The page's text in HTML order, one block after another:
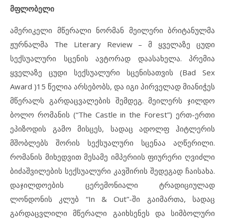
მფლობელი
ამერიკელი მწერალი ნორმან მეილერი ბრიტანულმა
ჟურნალმა The Literary Review – მ ყველაზე ცუდი
სექსუალური სცენის ავტორად დაასახელა. პრემია
ყველაზე ცუდი სექსუალური სცენისათვის (Bad Sex
Award )15 წელია არსებობს, და იგი პირველად მიანიჭეს
მწერალს გარდაცვალების შემდეგ. მეილერს ჯილდო
ბოლო რომანის (“The Castle in the Forest”) ერთ-ერთი
ეპიზოდის გამო მისცეს, სადაც ადოლფ ჰიტლერის
მშობლებს შორის სექსუალური სცენაა აღწერილი.
რომანის მიხედვით მესამე იმპერიის ფიურერი ღვიძლი
ბიძაშვილების სექსუალური კავშირის შედეგად ჩაისახა.
დაჯილდოების ცერემონიალი ტრადიციულად
ლონდონის კლუბ “In & Out”-ში გაიმართა, სადაც
გარდაცვლილი მწერალი გაიხსენეს და სიმბოლური